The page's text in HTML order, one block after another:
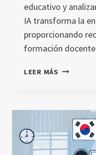
educativo y
IA transforma la
proporcionando
formación
LEER MÁS
TPACK: